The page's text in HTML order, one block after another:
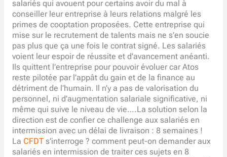
salariés qui avouent pour certains avoir du mal à
conseiller leur entreprise à leurs relations malgré les
primes de cooptation proposées. Cette entreprise qui
mise sur le recrutement de talents mais ne s’en soucie
pas plus que ça une fois le contrat signé. Les salariés
voient leur espoir de réussite et d’avancement anéanti.
Ils quittent l’entreprise pour pouvoir évoluer car Atos
reste pilotée par l’appât du gain et de la finance au
détriment de l’humain. Il n’y a pas de valorisation du
personnel, ni d’augmentation salariale significative, ni
même qui suive le niveau de vie….La solution selon la
direction est de confier ce challenge aux salariés en
intermission avec un délai de livraison : 8 semaines !
La CFDTs’interroge ? comment peut-on demander aux
salariés en intermission de traiter ces sujets en 8